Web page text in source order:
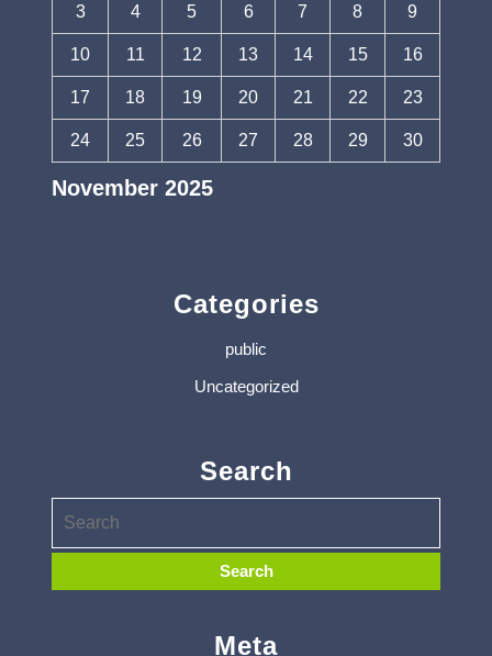
November 2025
3 4 5 6 7 8 9
10 11 12 13 14 15 16
17 18 19 20 21 22 23
24 25 26 27 28 29 30
Categories
public
Uncategorized
Search
Meta